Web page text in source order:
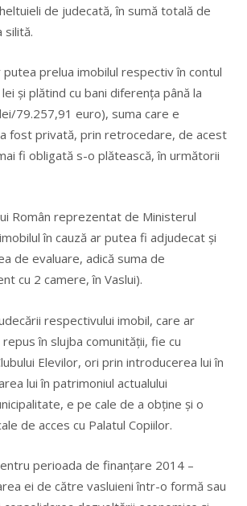
de judecată, în sumă totală de
silită.
prelua imobilul respectiv în contul
și plătind cu bani diferența până la
79.257,91 euro), suma care e
fost privată, prin retrocedare, de acest
fi obligată s-o plătească, în următorii
Român reprezentat de Ministerul
în cauză ar putea fi adjudecat și
de evaluare, adică suma de
cu 2 camere, în Vaslui).
respectivului imobil, care ar
în slujba comunității, fie cu
Elevilor, ori prin introducerea lui în
lui în patrimoniul actualului
e pe cale de a obține și o
de acces cu Palatul Copiilor.
perioada de finanțare 2014 –
ei de către vasluieni într-o formă sau